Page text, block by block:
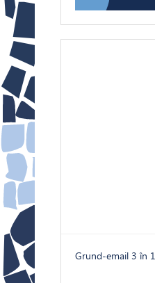
Grund-email 3 în